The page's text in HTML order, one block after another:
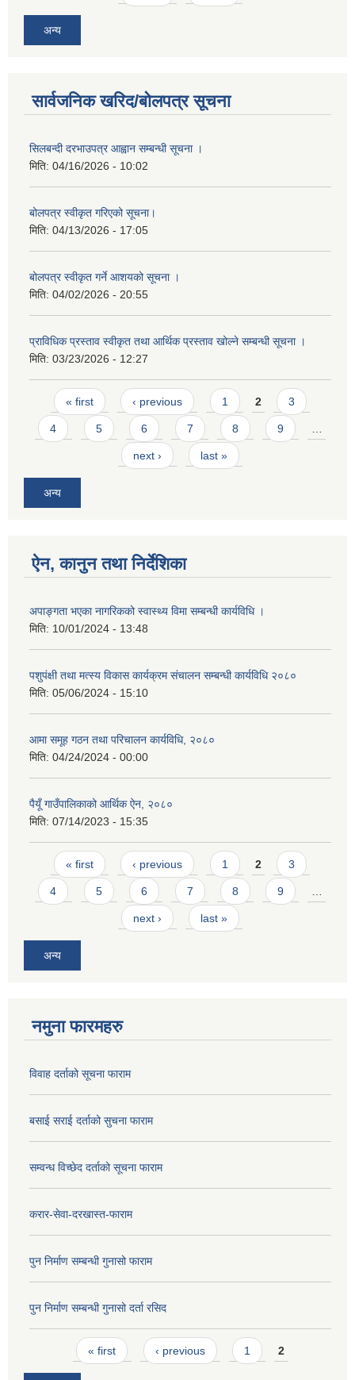
अन्य
सार्वजनिक खरिद/बोलपत्र सूचना
सिलबन्दी दरभाउपत्र आह्वान सम्बन्धी सूचना ।
मिति: 04/16/2026 - 10:02
बोलपत्र स्वीकृत गरिएको सूचना।
मिति: 04/13/2026 - 17:05
बोलपत्र स्वीकृत गर्ने आशयको सूचना ।
मिति: 04/02/2026 - 20:55
प्राविधिक प्रस्ताव स्वीकृत तथा आर्थिक प्रस्ताव खोल्ने सम्बन्धी सूचना ।
मिति: 03/23/2026 - 12:27
Pages
« first ‹ previous 1 2 3
4 5 6 7 8 9 …
next › last »
अन्य
ऐन, कानुन तथा निर्देशिका
अपाङ्गता भएका नागरिकको स्वास्थ्य विमा सम्बन्धी कार्यविधि ।
मिति: 10/01/2024 - 13:48
पशुपंक्षी तथा मत्स्य विकास कार्यक्रम संचालन सम्बन्धी कार्यविधि २०८०
मिति: 05/06/2024 - 15:10
आमा समूह गठन तथा परिचालन कार्यविधि, २०८०
मिति: 04/24/2024 - 00:00
पैयूँ गाउँपालिकाको आर्थिक ऐन, २०८०
मिति: 07/14/2023 - 15:35
Pages
« first ‹ previous 1 2 3
4 5 6 7 8 9 …
next › last »
अन्य
नमुना फारमहरु
विवाह दर्ताको सूचना फाराम
बसाई सराई दर्ताको सुचना फाराम
सम्वन्ध विच्छेद दर्ताको सूचना फाराम
करार-सेवा-दरखास्त-फाराम
पुन निर्माण सम्बन्धी गुनासो फाराम
पुन निर्माण सम्बन्धी गुनासो दर्ता रसिद
Pages« first ‹ previous 1 2